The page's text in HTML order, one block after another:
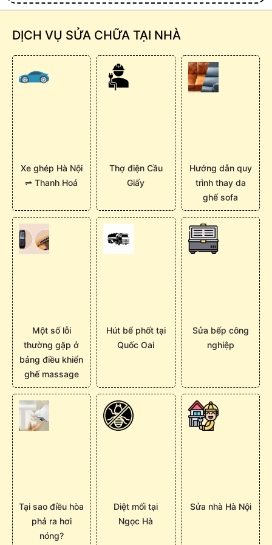
DỊCH VỤ SỬA CHỮA TẠI NHÀ
Xe ghép Hà Nội
⇌ Thanh Hoá
Thợ điện Cầu
Giấy
Hướng dẫn quy
trình thay da
ghế sofa
Một số lỗi
thường gặp ở
bảng điều khiển
ghế massage
Hút bể phốt tại
Quốc Oai
Sửa bếp công
nghiệp
Tại sao điều hòa
phả ra hơi
nóng?
Diệt mối tại
Ngọc Hà
Sửa nhà Hà Nội